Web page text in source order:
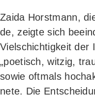
Zai­da Horst­mann,
de, zeig­te sich
Viel­schich­tig­keit der
„poe­tisch, wit­zig,
sowie oft­mals
ne­te. Die